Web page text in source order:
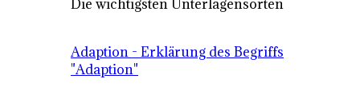
Die wichtigsten Unterlagensorten
Adaption - Erklärung des Begriffs
"Adaption"